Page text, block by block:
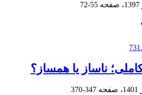
55-72
ناساز یا همساز؟
347-370